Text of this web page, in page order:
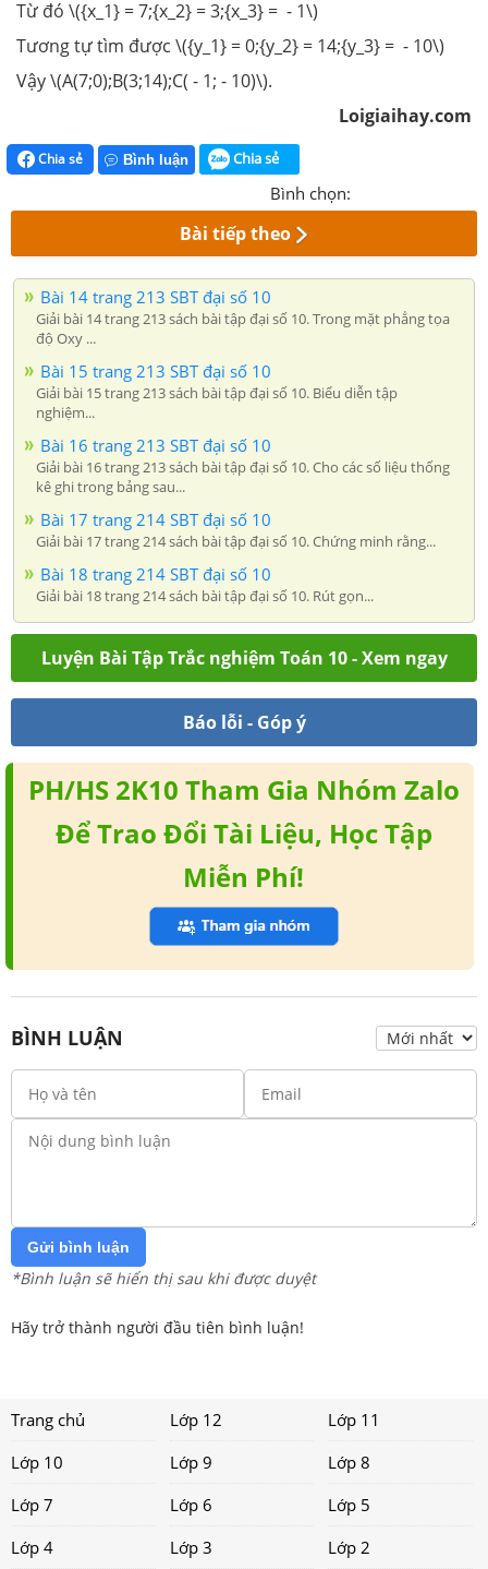
Từ đó \({x_1} = 7;{x_2} = 3;{x_3} = - 1\)
Tương tự tìm được \({y_1} = 0;{y_2} = 14;{y_3} = - 10\)
Vậy \(A(7;0);B(3;14);C( - 1; - 10)\).
Loigiaihay.com
Chia sẻ Bình luận Chia sẻ
Bình chọn:
Bài tiếp theo
Bài 14 trang 213 SBT đại số 10
Giải bài 14 trang 213 sách bài tập đại số 10. Trong mặt phẳng tọa
độ Oxy ...
Bài 15 trang 213 SBT đại số 10
Giải bài 15 trang 213 sách bài tập đại số 10. Biểu diễn tập
nghiệm...
Bài 16 trang 213 SBT đại số 10
Giải bài 16 trang 213 sách bài tập đại số 10. Cho các số liệu thống
kê ghi trong bảng sau...
Bài 17 trang 214 SBT đại số 10
Giải bài 17 trang 214 sách bài tập đại số 10. Chứng minh rằng...
Bài 18 trang 214 SBT đại số 10
Giải bài 18 trang 214 sách bài tập đại số 10. Rút gọn...
Luyện Bài Tập Trắc nghiệm Toán 10 - Xem ngay
Báo lỗi - Góp ý
PH/HS 2K10 Tham Gia Nhóm Zalo
Để Trao Đổi Tài Liệu, Học Tập
Miễn Phí!
BÌNH LUẬN
Gửi bình luận
*Bình luận sẽ hiển thị sau khi được duyệt
Hãy trở thành người đầu tiên bình luận!
Trang chủ Lớp 12
Lớp 11
Lớp 10
Lớp 9
Lớp 8
Lớp 7
Lớp 6
Lớp 5
Lớp 4
Lớp 3 Lớp 2